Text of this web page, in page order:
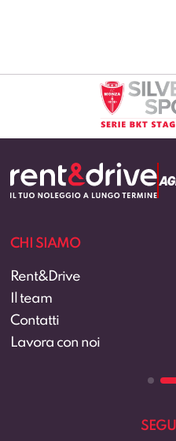
CHI SIAMO
Rent&Drive
Il team
Contatti
Lavora con noi